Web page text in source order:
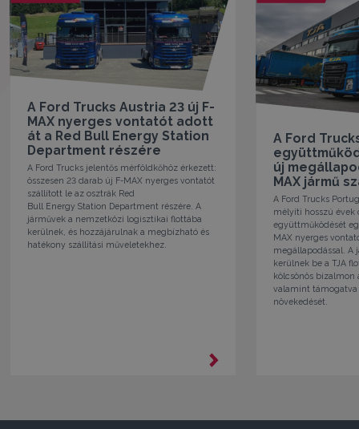
A Ford Trucks Austria 23 új F-
MAX nyerges vontatót adott
át a Red Bull Energy Station
Department részére
A Ford Trucks jelentős mérföldkőhöz érkezett:
összesen 23 darab új F-MAX nyerges vontatót
szállított le az osztrák Red
Bull Energy Station Department részére. A
járművek a nemzetközi logisztikai flottába
kerülnek, és hozzájárulnak a megbízható és
hatékony szállítási műveletekhez.
A Ford
új
MAX jármű
A Ford Trucks
mélyíti hosszú évek
együttműködését
MAX nyerges
megállapodással. A
kerülnek be a TJA
kölcsönös bizalmon
valamint támogatva
növekedését.